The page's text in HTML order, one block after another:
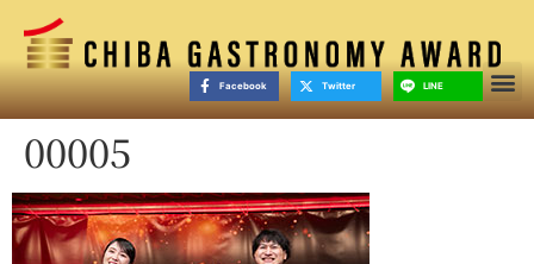
Facebook Twitter LINE
00005